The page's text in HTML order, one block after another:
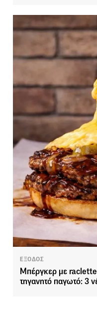
ΕΞΟΔΟΣ
Μπέργκερ με
τηγανητό παγωτό: 3